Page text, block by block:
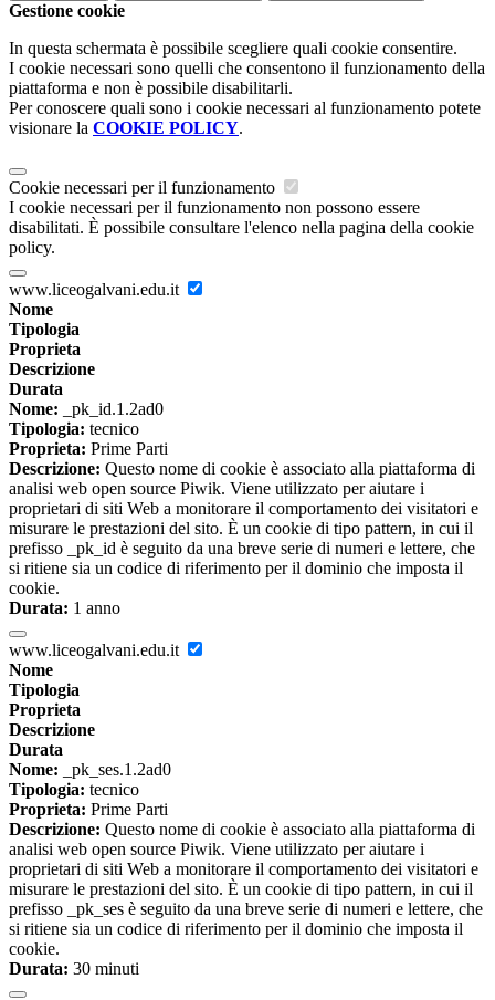
Gestione cookie
In questa schermata è possibile scegliere quali cookie consentire.
I cookie necessari sono quelli che consentono il funzionamento della
piattaforma e non è possibile disabilitarli.
Per conoscere quali sono i cookie necessari al funzionamento potete
visionare la COOKIE POLICY.
Cookie necessari per il funzionamento
I cookie necessari per il funzionamento non possono essere
disabilitati. È possibile consultare l'elenco nella pagina della cookie
policy.
www.liceogalvani.edu.it
Nome
Tipologia
Proprieta
Descrizione
Durata
Nome: _pk_id.1.2ad0
Tipologia: tecnico
Proprieta: Prime Parti
Descrizione: Questo nome di cookie è associato alla piattaforma di
analisi web open source Piwik. Viene utilizzato per aiutare i
proprietari di siti Web a monitorare il comportamento dei visitatori e
misurare le prestazioni del sito. È un cookie di tipo pattern, in cui il
prefisso _pk_id è seguito da una breve serie di numeri e lettere, che
si ritiene sia un codice di riferimento per il dominio che imposta il
cookie.
Durata: 1 anno
www.liceogalvani.edu.it
Nome
Tipologia
Proprieta
Descrizione
Durata
Nome: _pk_ses.1.2ad0
Tipologia: tecnico
Proprieta: Prime Parti
Descrizione: Questo nome di cookie è associato alla piattaforma di
analisi web open source Piwik. Viene utilizzato per aiutare i
proprietari di siti Web a monitorare il comportamento dei visitatori e
misurare le prestazioni del sito. È un cookie di tipo pattern, in cui il
prefisso _pk_ses è seguito da una breve serie di numeri e lettere, che
si ritiene sia un codice di riferimento per il dominio che imposta il
cookie.
Durata: 30 minuti